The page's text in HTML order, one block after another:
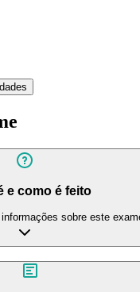
e como é feito
sobre este